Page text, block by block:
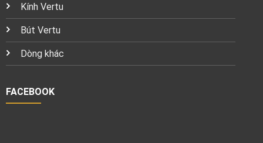
Kính Vertu
Bút Vertu
Dòng khác
FACEBOOK